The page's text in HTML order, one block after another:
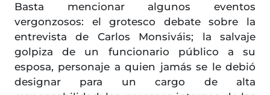
Basta mencionar algunos eventos
vergonzosos: el grotesco debate sobre la
entrevista de Carlos Monsiváis; la salvaje
golpiza de un funcionario público a su
esposa, personaje a quien jamás se le debió
designar para un cargo de alta